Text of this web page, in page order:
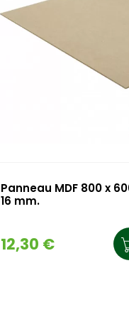
Panneau MDF 800 x
16 mm.
12,30 €